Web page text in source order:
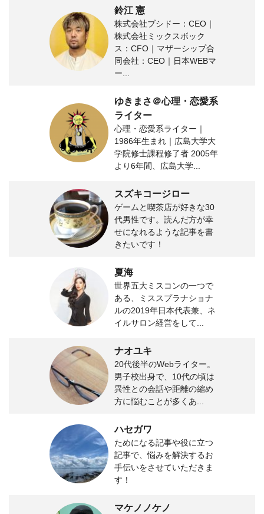
鈴江 憲
株式会社ブシドー：CEO｜
株式会社ミックスボック
ス：CFO｜マザーシップ合
同会社：CEO｜日本WEBマ
ー...
ゆきまさ＠心理・恋愛系
ライター
心理・恋愛系ライター｜
1986年生まれ｜広島大学大
学院修士課程修了者 2005年
より6年間、広島大学...
スズキコージロー
ゲームと喫茶店が好きな30
代男性です。読んだ方が幸
せになれるような記事を書
きたいです！
夏海
世界五大ミスコンの一つで
ある、ミススプラナショナ
ルの2019年日本代表兼、ネ
イルサロン経営をして...
ナオユキ
20代後半のWebライター。
男子校出身で、10代の頃は
異性との会話や距離の縮め
方に悩むことが多くあ...
ハセガワ
ためになる記事や役に立つ
記事で、悩みを解決するお
手伝いをさせていただきま
す！
マケノノケノ